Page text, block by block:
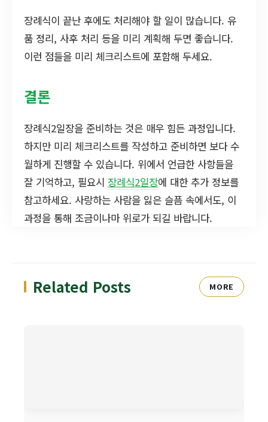
장례식이 끝난 후에도 처리해야 할 일이 많습니다. 유
품 정리, 사후 처리 등을 미리 계획해 두면 좋습니다.
이런 점들을 미리 체크리스트에 포함해 두세요.
결론
장례식2일장을 준비하는 것은 매우 힘든 과정입니다.
하지만 미리 체크리스트를 작성하고 준비하면 보다 수
월하게 진행할 수 있습니다. 위에서 언급한 사항들을
잘 기억하고, 필요시 장례식2일장에 대한 추가 정보를
참고하세요. 사랑하는 사람을 잃은 슬픔 속에서도, 이
과정을 통해 조금이나마 위로가 되길 바랍니다.
Related Posts MORE